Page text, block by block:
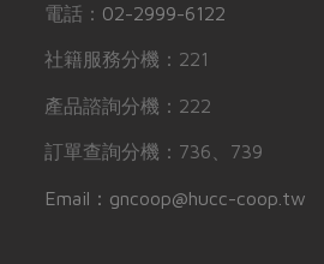
電話： 02-2999-6122
社籍服務分機：221
產品諮詢分機：222
訂單查詢分機：736、739
Email：gncoop@hucc-coop.tw